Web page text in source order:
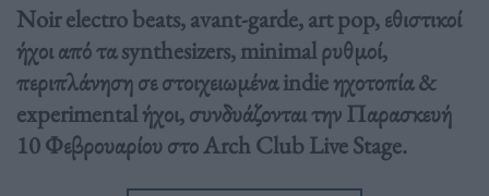
Noir electro beats, avant-garde, art pop, εθιστικοί
ήχοι από τα synthesizers, minimal ρυθμοί,
περιπλάνηση σε στοιχειωμένα indie ηχοτοπία &
experimental ήχοι, συνδυάζονται την Παρασκευή
10 Φεβρουαρίου στο Arch Club Live Stage.